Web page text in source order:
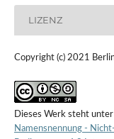
LIZENZ
Copyright (c) 2021
Dieses Werk steht
Namensnennung -